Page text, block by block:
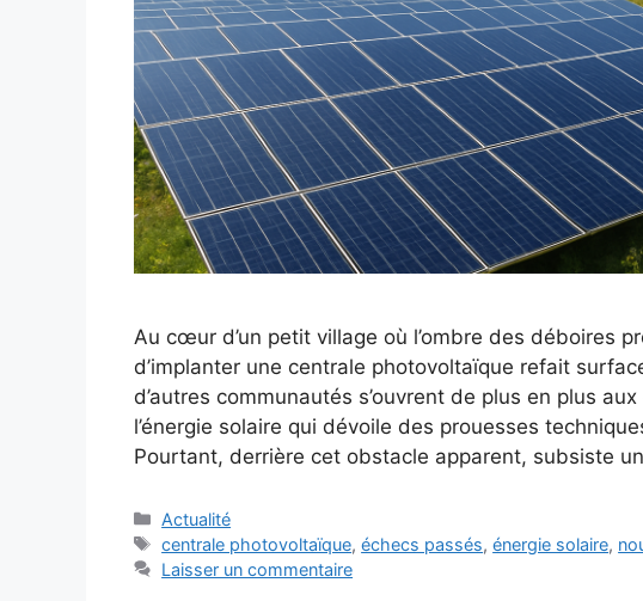
Au cœur d’un petit village où l’ombre des déboires
d’implanter une centrale photovoltaïque refait
d’autres communautés s’ouvrent de plus en plus
l’énergie solaire qui dévoile des prouesses
Pourtant, derrière cet obstacle apparent, subsiste
Catégories
Actualité
Étiquettes
centrale photovoltaïque,échecs passés,énergie solaire,
Laisser un commentaire